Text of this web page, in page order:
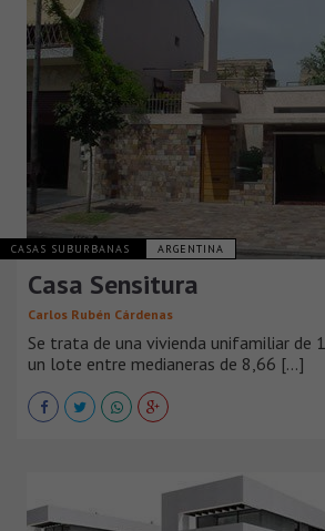
CASAS SUBURBANAS ARGENTINA
Casa Sensitura
Carlos Rubén Cárdenas
Se trata de una vivienda unifamiliar de
un lote entre medianeras de 8,66 [...]